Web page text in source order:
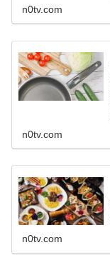
n0tv.com
n0tv.com
n0tv.com